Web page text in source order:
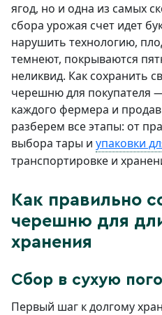
ягод, но и одна из самых
сбора урожая счет идет
нарушить технологию,
темнеют, покрываются
неликвид. Как сохранить
черешню для покупателя
каждого фермера и
разберем все этапы: от
выбора тары и упаковки
транспортировке и
Как правильно
черешню для
хранения
Сбор в сухую
Первый шаг к долгому